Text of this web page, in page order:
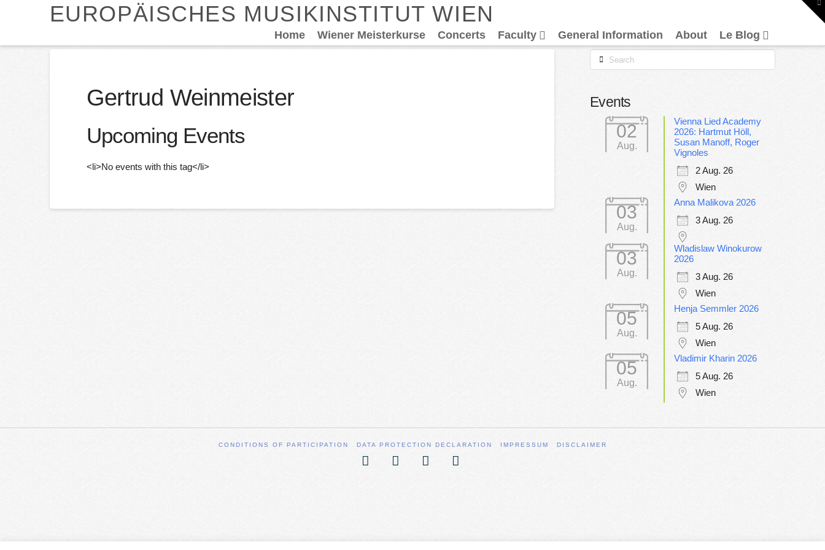
EUROPÄISCHES MUSIKINSTITUT WIEN
Home Wiener Meisterkurse Concerts Faculty General Information About Le Blog
Gertrud Weinmeister
Upcoming Events
<li>No events with this tag</li>
Search
Events
02
Aug.
Vienna Lied Academy
2026: Hartmut Höll,
Susan Manoff, Roger
Vignoles
2 Aug. 26
Wien
03
Aug.
Anna Malikova 2026
3 Aug. 26
03
Aug.
Wladislaw Winokurow
2026
3 Aug. 26
Wien
05
Aug.
Henja Semmler 2026
5 Aug. 26
Wien
05
Aug.
Vladimir Kharin 2026
5 Aug. 26
Wien
CONDITIONS OF PARTICIPATION DATA PROTECTION DECLARATION IMPRESSUM DISCLAIMER